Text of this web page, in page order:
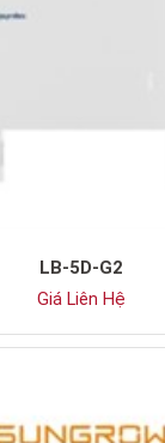
LB-5D-G2
Giá Liên Hệ